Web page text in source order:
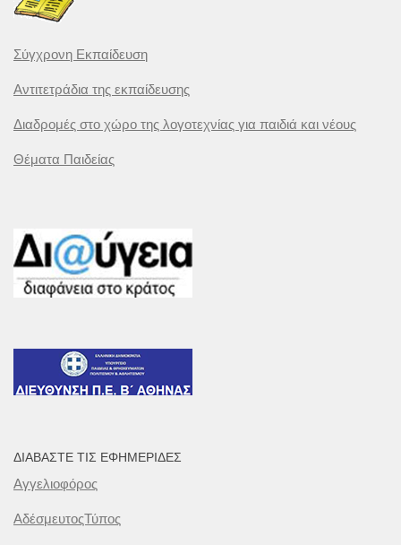
Σύγχρονη Εκπαίδευση
Αντιτετράδια της εκπαίδευσης
Διαδρομές στο χώρο της λογοτεχνίας για παιδιά και νέους
Θέματα Παιδείας
ΔΙΑΒΆΣΤΕ ΤΙΣ ΕΦΗΜΕΡΊΔΕΣ
Αγγελιοφόρος
ΑδέσμευτοςΤύπος